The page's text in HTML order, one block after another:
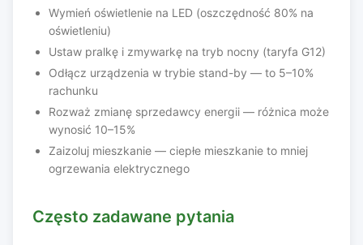
Wymień oświetlenie na LED (oszczędność 80% na
oświetleniu)
Ustaw pralkę i zmywarkę na tryb nocny (taryfa G12)
Odłącz urządzenia w trybie stand-by — to 5–10%
rachunku
Rozważ zmianę sprzedawcy energii — różnica może
wynosić 10–15%
Zaizoluj mieszkanie — ciepłe mieszkanie to mniej
ogrzewania elektrycznego
Często zadawane pytania